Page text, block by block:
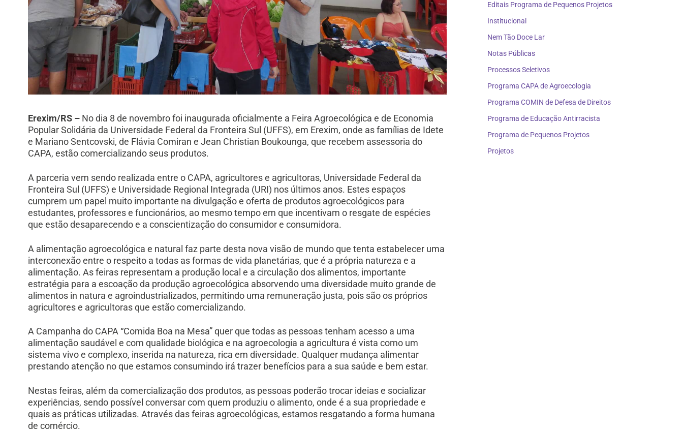
Erexim/RS – No dia 8 de novembro foi inaugurada oficialmente a Feira Agroecológica e de Economia
Popular Solidária da Universidade Federal da Fronteira Sul (UFFS), em Erexim, onde as famílias de Idete
e Mariano Sentcovski, de Flávia Comiran e Jean Christian Boukounga, que recebem assessoria do
CAPA, estão comercializando seus produtos.
A parceria vem sendo realizada entre o CAPA, agricultores e agricultoras, Universidade Federal da
Fronteira Sul (UFFS) e Universidade Regional Integrada (URI) nos últimos anos. Estes espaços
cumprem um papel muito importante na divulgação e oferta de produtos agroecológicos para
estudantes, professores e funcionários, ao mesmo tempo em que incentivam o resgate de espécies
que estão desaparecendo e a conscientização do consumidor e consumidora.
A alimentação agroecológica e natural faz parte desta nova visão de mundo que tenta estabelecer uma
interconexão entre o respeito a todas as formas de vida planetárias, que é a própria natureza e a
alimentação. As feiras representam a produção local e a circulação dos alimentos, importante
estratégia para a escoação da produção agroecológica absorvendo uma diversidade muito grande de
alimentos in natura e agroindustrializados, permitindo uma remuneração justa, pois são os próprios
agricultores e agricultoras que estão comercializando.
A Campanha do CAPA “Comida Boa na Mesa” quer que todas as pessoas tenham acesso a uma
alimentação saudável e com qualidade biológica e na agroecologia a agricultura é vista como um
sistema vivo e complexo, inserida na natureza, rica em diversidade. Qualquer mudança alimentar
prestando atenção no que estamos consumindo irá trazer benefícios para a sua saúde e bem estar.
Nestas feiras, além da comercialização dos produtos, as pessoas poderão trocar ideias e socializar
experiências, sendo possível conversar com quem produziu o alimento, onde é a sua propriedade e
quais as práticas utilizadas. Através das feiras agroecológicas, estamos resgatando a forma humana
de comércio.
Editais Programa de Pequenos Projetos
Institucional
Nem Tão Doce Lar
Notas Públicas
Processos Seletivos
Programa CAPA de Agroecologia
Programa COMIN de Defesa de Direitos
Programa de Educação Antirracista
Programa de Pequenos Projetos
Projetos